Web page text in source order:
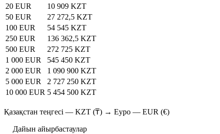
20 EUR
10 909 KZT
50 EUR
27 272,5 KZT
100 EUR
54 545 KZT
250 EUR
136 362,5 KZT
500 EUR
272 725 KZT
1 000 EUR
545 450 KZT
2 000 EUR
1 090 900 KZT
5 000 EUR
2 727 250 KZT
10 000 EUR 5 454 500 KZT
Қазақстан теңгесі — KZT (₸) → Еуро — EUR (€)
Дайын айырбастаулар